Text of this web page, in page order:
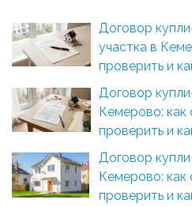
Договор
участка в
проверить и
Договор
Кемерово: как
проверить и
Договор
Кемерово:
проверить и